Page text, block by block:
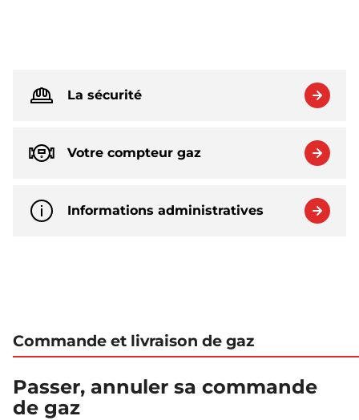
La sécurité
Votre compteur gaz
Informations administratives
Commande et livraison de gaz
Passer, annuler sa commande
de gaz